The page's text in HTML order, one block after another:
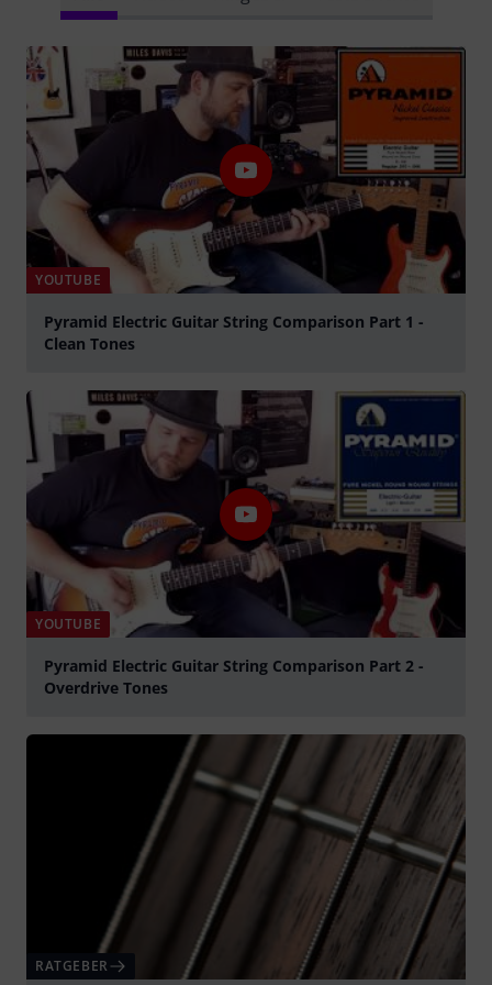
YOUTUBE
Pyramid Electric Guitar String Comparison Part 1 -
Clean Tones
YOUTUBE
Pyramid Electric Guitar String Comparison Part 2 -
Overdrive Tones
RATGEBER